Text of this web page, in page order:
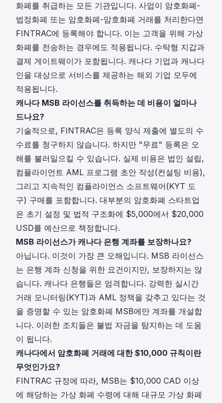
화폐를 취급하는 모든 기관입니다. 사업이 암호화폐-
법정화폐 또는 암호화폐-암호화폐 거래를 처리한다면
FINTRAC에 등록해야 합니다. 이는 고객을 위해 가상
화폐를 전송하는 경우에도 적용됩니다. 수탁형 지갑과
결제 게이트웨이가 포함됩니다. 캐나다 기업과 캐나다
인을 대상으로 서비스를 제공하는 해외 기업 모두에
적용됩니다.
캐나다 MSB 라이선스를 취득하는 데 비용이 얼마나
드나요?
기술적으로, FINTRAC은 등록 양식 제출에 별도의 수
수료를 청구하지 않습니다. 하지만 "무료" 등록은 오
해를 불러일으킬 수 있습니다. 실제 비용은 법인 설립,
컴플라이언트 AML 프로그램 초안 작성(컨설팅 비용),
그리고 지속적인 컴플라이언스 소프트웨어(KYT 도
구) 구매를 포함합니다. 대부분의 암호화폐 스타트업
은 초기 설정 및 법적 구조화에 $5,000에서 $20,000
USD를 예산으로 책정합니다.
MSB 라이선스가 캐나다 은행 계좌를 보장하나요?
아닙니다. 이것이 가장 큰 오해입니다. MSB 라이선스
는 은행 계좌 신청을 위한 요건이지만, 보장하지는 않
습니다. 캐나다 은행들은 엄격합니다. 강력한 실시간
거래 모니터링(KYT)과 AML 정책을 갖추고 있다는 것
을 증명할 수 있는 암호화폐 MSB에만 계좌를 개설합
니다. 이러한 조치들은 불법 자금을 탐지하는 데 도움
이 됩니다.
캐나다에서 암호화폐 거래에 대한 $10,000 규칙이란
무엇인가요?
FINTRAC 규정에 따라, MSB는 $10,000 CAD 이상
에 해당하는 가상 화폐 수령에 대해 대규모 가상 화폐